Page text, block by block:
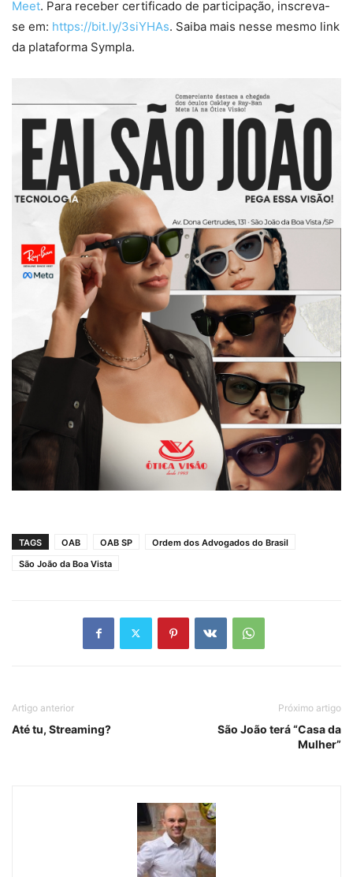
Meet. Para receber certificado de participação, inscreva-
se em: https://bit.ly/3siYHAs. Saiba mais nesse mesmo link
da plataforma Sympla.
TAGS OAB OAB SP
Ordem dos Advogados do Brasil
São João da Boa Vista
Artigo anterior
Até tu, Streaming?
Próximo artigo
São João terá “Casa da
Mulher”